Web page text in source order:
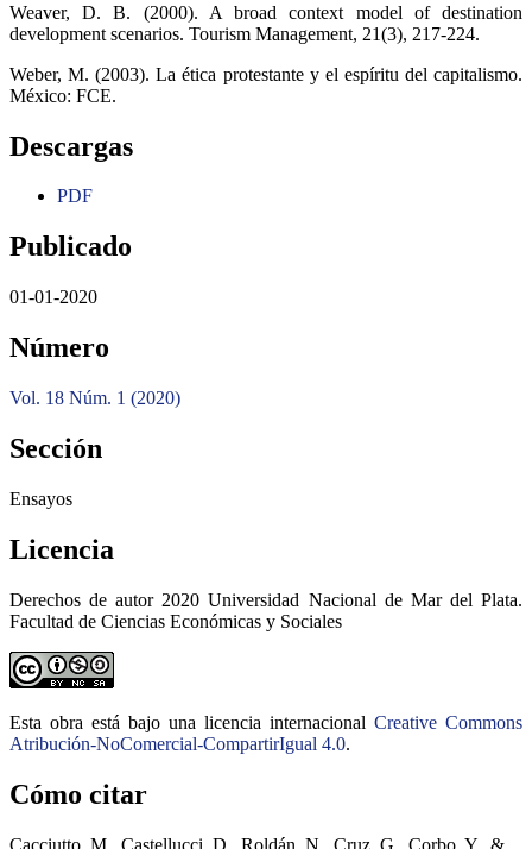
Weaver, D. B. (2000). A broad context model of destination
development scenarios. Tourism Management, 21(3), 217-224.
Weber, M. (2003). La ética protestante y el espíritu del capitalismo.
México: FCE.
Descargas
PDF
Publicado
01-01-2020
Número
Vol. 18 Núm. 1 (2020)
Sección
Ensayos
Licencia
Derechos de autor 2020 Universidad Nacional de Mar del Plata.
Facultad de Ciencias Económicas y Sociales
Esta obra está bajo una licencia internacional Creative Commons
Atribución-NoComercial-CompartirIgual 4.0.
Cómo citar
Cacciutto, M., Castellucci, D., Roldán, N., Cruz, G., Corbo, Y., &